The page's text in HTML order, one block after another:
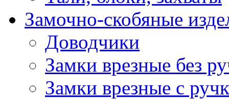
Замочно-скобяные
Доводчики
Замки врезные без
Замки врезные с